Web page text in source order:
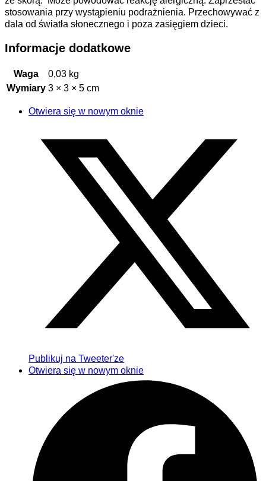
stosowania przy wystąpieniu podrażnienia. Przechowywać z
dala od światła słonecznego i poza zasięgiem dzieci.
Informacje dodatkowe
Waga
0,03 kg
Wymiary 3 × 3 × 5 cm
Otwiera się w nowym oknie
Publikuj na Tweeter'ze
Otwiera się w nowym oknie